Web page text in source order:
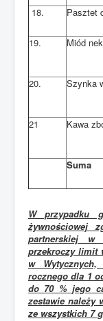
18. Pasztet
19. Miód
20. Szynka
21 Kawa
Suma
W przypadku
żywnościowej
partnerskiej w
przekroczy limit
w
rocznego dla 1
do 70 % jego
zestawie należy
ze wszystkich 7